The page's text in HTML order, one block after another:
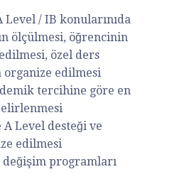
Level / IB konularınıda
ölçülmesi, öğrencinin
özel ders
edilmesi
tercihine göre en
A Level desteği ve
edilmesi
değişim programları